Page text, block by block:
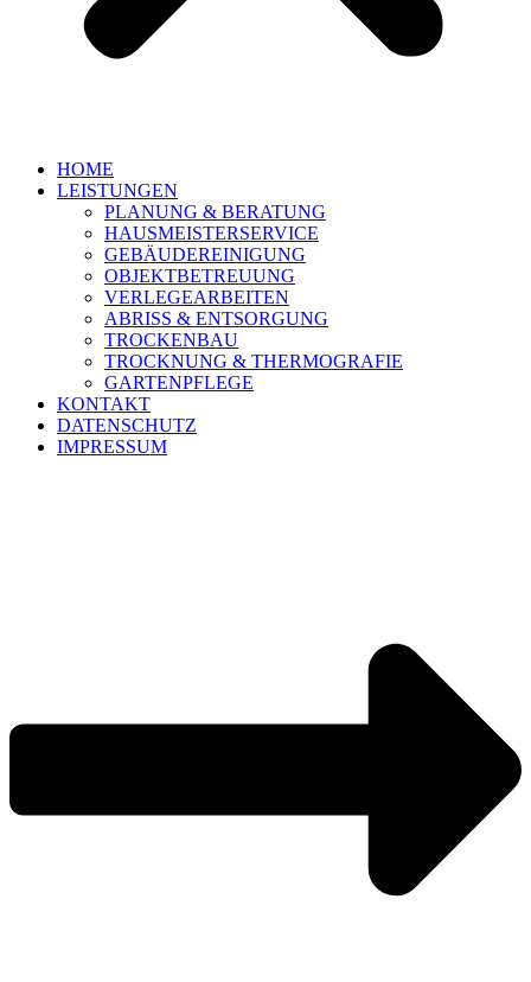
HOME
LEISTUNGEN
PLANUNG & BERATUNG
HAUSMEISTERSERVICE
GEBÄUDEREINIGUNG
OBJEKTBETREUUNG
VERLEGEARBEITEN
ABRISS & ENTSORGUNG
TROCKENBAU
TROCKNUNG & THERMOGRAFIE
GARTENPFLEGE
KONTAKT
DATENSCHUTZ
IMPRESSUM